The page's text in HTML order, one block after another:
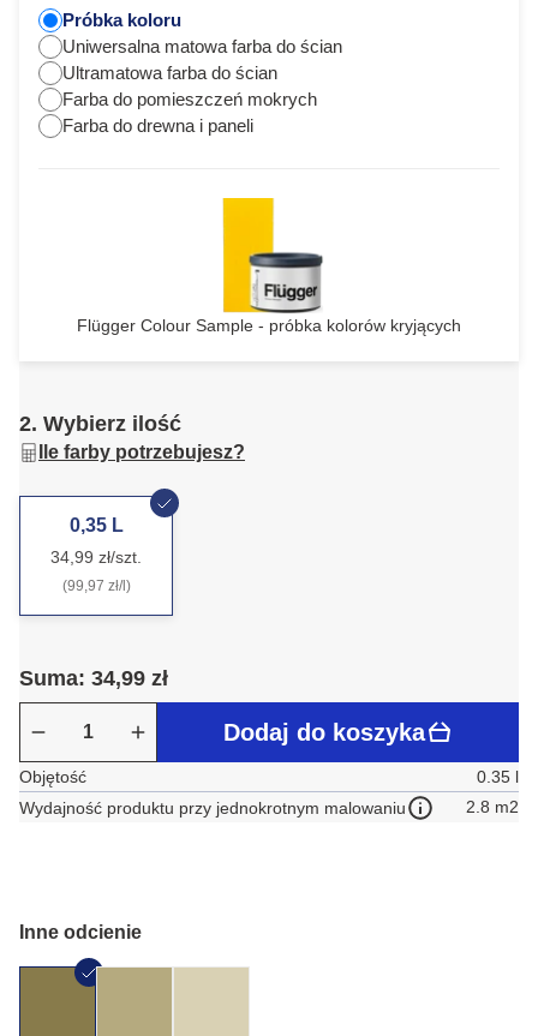
Próbka koloru
Uniwersalna matowa farba do ścian
Ultramatowa farba do ścian
Farba do pomieszczeń mokrych
Farba do drewna i paneli
Flügger Colour Sample - próbka kolorów kryjących
2. Wybierz ilość
Ile farby potrzebujesz?
0,35 L
34,99 zł/szt.
(99,97 zł/l)
Suma: 34,99 zł
Dodaj do koszyka
Objętość
0.35 l
Wydajność produktu przy jednokrotnym malowaniu
2.8 m2
Inne odcienie